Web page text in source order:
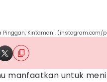
Pinggan, Kintamani.
manfaatkan untuk